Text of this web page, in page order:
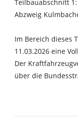
Teilbauabschnitt 1:
Abzweig
Im Bereich dieses
11.03.2026 eine
Der
über die